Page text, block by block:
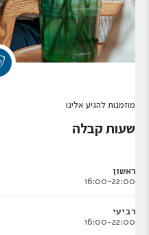
מוזמנות להגיע אלינו
שעות קבלה
ראשון
16:00-22:00
רביעי
16:00-22:00